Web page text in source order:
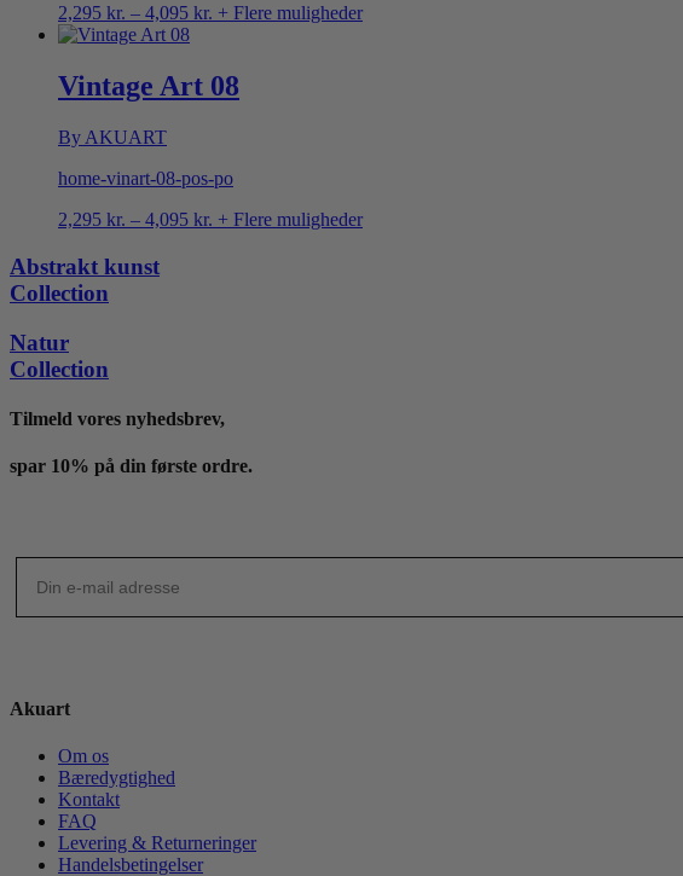
2,295 kr. – 4,095 kr. Prisinterval:
4,095 kr.
+ Flere muligheder
Vintage Art 08
By AKUART
home-vinart-08-pos-po
2,295 kr. – 4,095 kr. Prisinterval:
+ Flere muligheder
Abstrakt kunst
Collection
Natur
Collection
Tilmeld vores nyhedsbrev,
spar 10% på din første ordre.
Akuart
Om os
Bæredygtighed
Kontakt
FAQ
Levering & Returneringer
Handelsbetingelser